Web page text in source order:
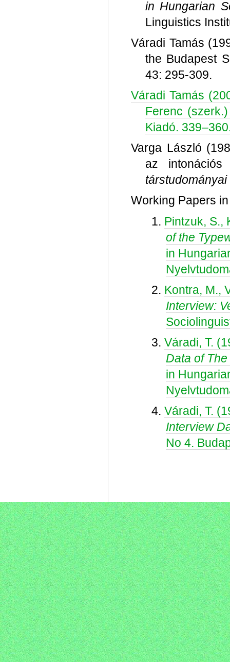
in Hungarian
Linguistics
Váradi Tamás
the Budapest
43: 295-309.
Váradi Tamás
Ferenc
Kiadó.
Varga László
az
Working Papers
1. Pintzuk, S.,
of the
in
2. Kontra, M.,
Interview:
3.Váradi, T.
Data of
in
4.Váradi, T.
Interview
No 4.